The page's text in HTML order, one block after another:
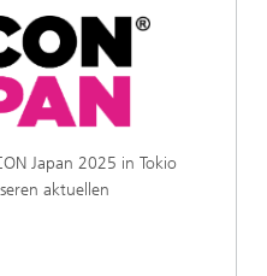
Japan 2025 in Tokio
aktuellen